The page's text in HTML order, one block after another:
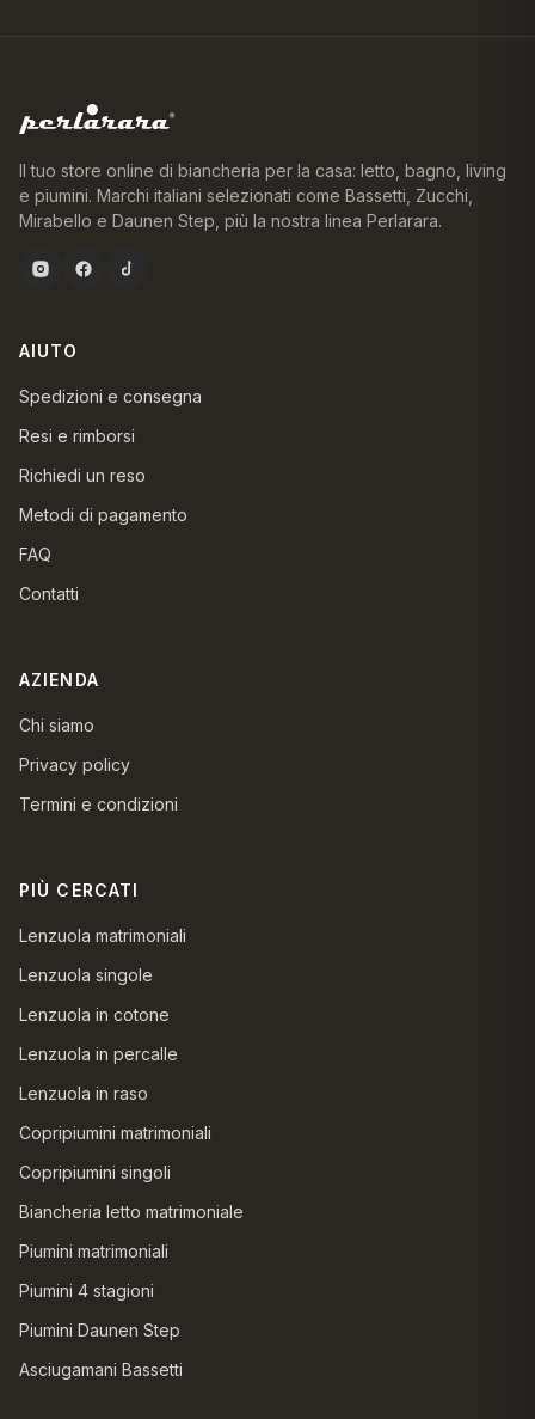
Il tuo store online di biancheria per la casa: letto, bagno, living
e piumini. Marchi italiani selezionati come Bassetti, Zucchi,
Mirabello e Daunen Step, più la nostra linea Perlarara.
AIUTO
Spedizioni e consegna
Resi e rimborsi
Richiedi un reso
Metodi di pagamento
FAQ
Contatti
AZIENDA
Chi siamo
Privacy policy
Termini e condizioni
PIÙ CERCATI
Lenzuola matrimoniali
Lenzuola singole
Lenzuola in cotone
Lenzuola in percalle
Lenzuola in raso
Copripiumini matrimoniali
Copripiumini singoli
Biancheria letto matrimoniale
Piumini matrimoniali
Piumini 4 stagioni
Piumini Daunen Step
Asciugamani Bassetti